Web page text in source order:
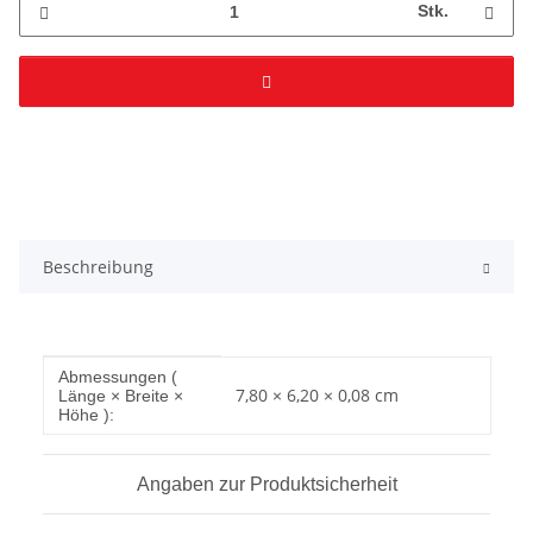
Stk.
Beschreibung
Produkteigenschaft
Wert
Abmessungen (
Länge × Breite ×
Höhe ):
7,80 × 6,20 × 0,08 cm
Angaben zur Produktsicherheit